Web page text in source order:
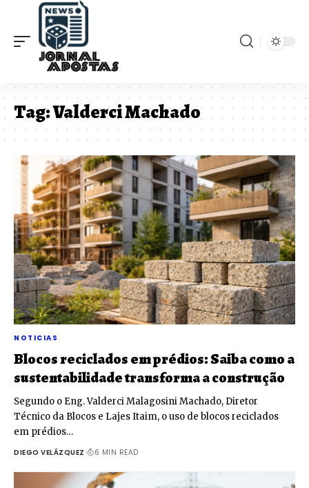
Tag:Valderci Machado
NOTICIAS
Blocos reciclados em prédios: Saiba como a
sustentabilidade transforma a construção
Segundo o Eng. Valderci Malagosini Machado, Diretor
Técnico da Blocos e Lajes Itaim, o uso de blocos reciclados
em prédios…
DIEGO VELÁZQUEZ 6 MIN READ